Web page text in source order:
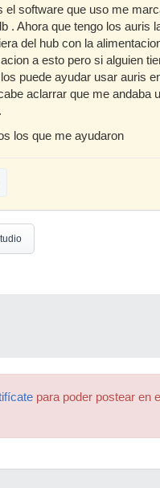
el software que uso me
. Ahora que tengo los auris
del hub con la
a esto pero si alguien
puede ayudar usar auris
aclarrar que me andaba
los que me ayudaron
para poder postear en